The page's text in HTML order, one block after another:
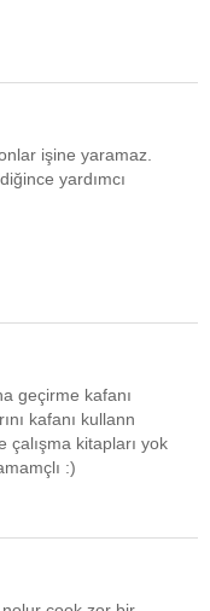
işine yaramaz.
yardımcı
geçirme kafanı
kafanı kullann
kitapları yok
:)